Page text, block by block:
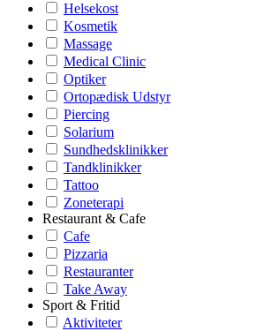
Helsekost
Kosmetik
Massage
Medical Clinic
Optiker
Ortopædisk Udstyr
Piercing
Solarium
Sundhedsklinikker
Tandklinikker
Tattoo
Zoneterapi
Restaurant & Cafe
Cafe
Pizzaria
Restauranter
Take Away
Sport & Fritid
Aktiviteter